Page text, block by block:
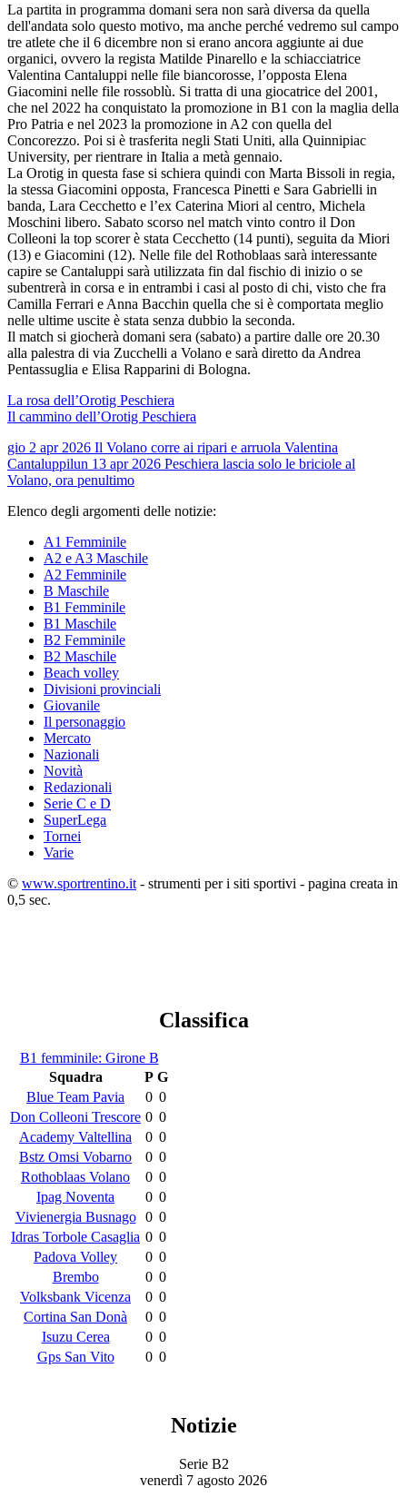
La partita in programma domani sera non sarà diversa da quella
dell'andata solo questo motivo, ma anche perché vedremo sul campo
tre atlete che il 6 dicembre non si erano ancora aggiunte ai due
organici, ovvero la regista Matilde Pinarello e la schiacciatrice
Valentina Cantaluppi nelle file biancorosse, l’opposta Elena
Giacomini nelle file rossoblù. Si tratta di una giocatrice del 2001,
che nel 2022 ha conquistato la promozione in B1 con la maglia della
Pro Patria e nel 2023 la promozione in A2 con quella del
Concorezzo. Poi si è trasferita negli Stati Uniti, alla Quinnipiac
University, per rientrare in Italia a metà gennaio.
La Orotig in questa fase si schiera quindi con Marta Bissoli in regia,
la stessa Giacomini opposta, Francesca Pinetti e Sara Gabrielli in
banda, Lara Cecchetto e l’ex Caterina Miori al centro, Michela
Moschini libero. Sabato scorso nel match vinto contro il Don
Colleoni la top scorer è stata Cecchetto (14 punti), seguita da Miori
(13) e Giacomini (12). Nelle file del Rothoblaas sarà interessante
capire se Cantaluppi sarà utilizzata fin dal fischio di inizio o se
subentrerà in corsa e in entrambi i casi al posto di chi, visto che fra
Camilla Ferrari e Anna Bacchin quella che si è comportata meglio
nelle ultime uscite è stata senza dubbio la seconda.
Il match si giocherà domani sera (sabato) a partire dalle ore 20.30
alla palestra di via Zucchelli a Volano e sarà diretto da Andrea
Pentassuglia e Elisa Rapparini di Bologna.
La rosa dell’Orotig Peschiera
Il cammino dell’Orotig Peschiera
gio 2 apr 2026 Il Volano corre ai ripari e arruola Valentina
Cantaluppilun 13 apr 2026 Peschiera lascia solo le briciole al
Volano, ora penultimo
Elenco degli argomenti delle notizie:
A1 Femminile
A2 e A3 Maschile
A2 Femminile
B Maschile
B1 Femminile
B1 Maschile
B2 Femminile
B2 Maschile
Beach volley
Divisioni provinciali
Giovanile
Il personaggio
Mercato
Nazionali
Novità
Redazionali
Serie C e D
SuperLega
Tornei
Varie
© www.sportrentino.it - strumenti per i siti sportivi - pagina creata in
0,5 sec.
Classifica
B1 femminile: Girone B
Squadra
P G
Blue Team Pavia
0 0
Don Colleoni Trescore 0 0
Academy Valtellina
0 0
Bstz Omsi Vobarno
0 0
Rothoblaas Volano
0 0
Ipag Noventa
0 0
Vivienergia Busnago
0 0
Idras Torbole Casaglia 0 0
Padova Volley
0 0
Brembo
0 0
Volksbank Vicenza
0 0
Cortina San Donà
0 0
Isuzu Cerea
0 0
Gps San Vito
0 0
Notizie
Serie B2
venerdì 7 agosto 2026